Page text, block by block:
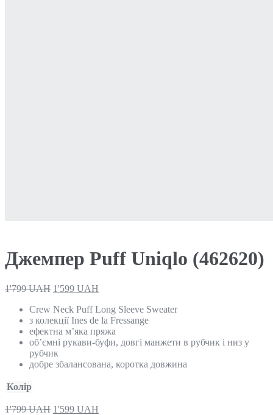
Джемпер Puff Uniqlo (462620)
1'799UAH 1'599 UAH
Crew Neck Puff Long Sleeve Sweater
з колекції Ines de la Fressange
ефектна м’яка пряжа
об’ємні рукави-буфи, довгі манжети в рубчик і низ у
рубчик
добре збалансована, коротка довжина
Колір
1'799UAH 1'599 UAH